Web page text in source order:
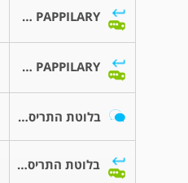
CARCINOMA PAPPILARY
CARCINOMA PAPPILARY
בלוטת התריס והצוואר
בלוטת התריס והצוואר